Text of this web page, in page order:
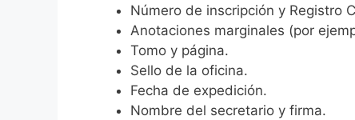
Número de inscripción y Registro
Anotaciones marginales (por
Tomo y página.
Sello de la oficina.
Fecha de expedición.
Nombre del secretario y firma.